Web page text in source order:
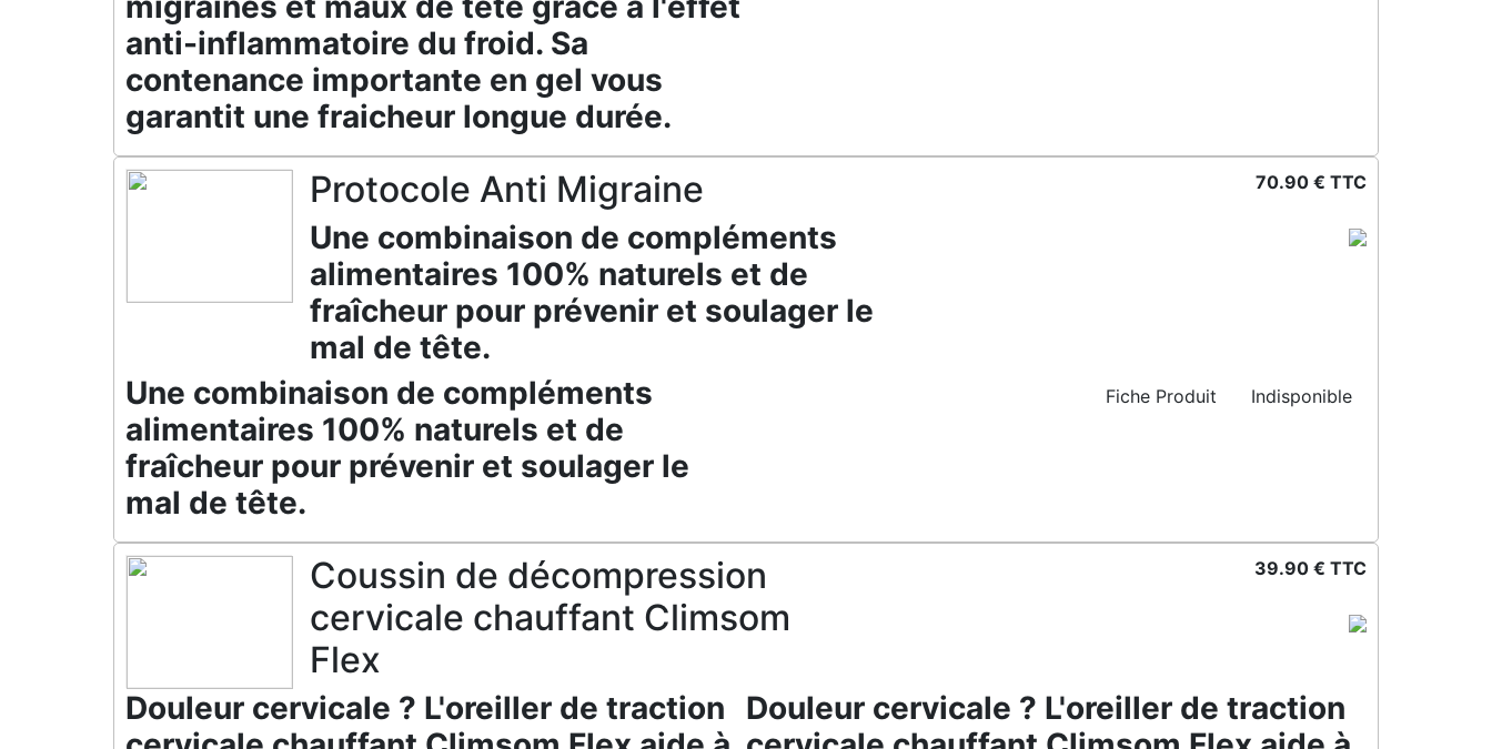
anti-inflammatoire du froid. Sa
contenance importante en gel vous
garantit une fraicheur longue durée.
Protocole Anti Migraine
Une combinaison de compléments
alimentaires 100% naturels et de
fraîcheur pour prévenir et soulager le
mal de tête.
Une combinaison de compléments
alimentaires 100% naturels et de
fraîcheur pour prévenir et soulager le
mal de tête.
70.90 € TTC
Fiche Produit Indisponible
Coussin de décompression
cervicale chauffant Climsom
Flex
Douleur cervicale ? L'oreiller de traction
Douleur cervicale ? L'oreiller de traction
39.90 € TTC